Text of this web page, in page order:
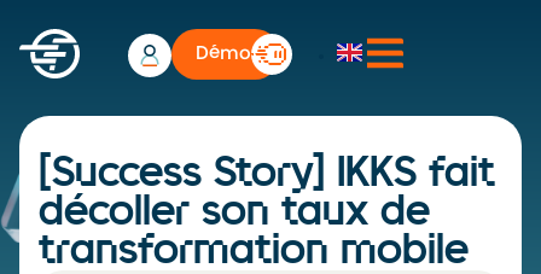
Démo
[Success Story] IKKS fait
décoller son taux de
transformation mobile